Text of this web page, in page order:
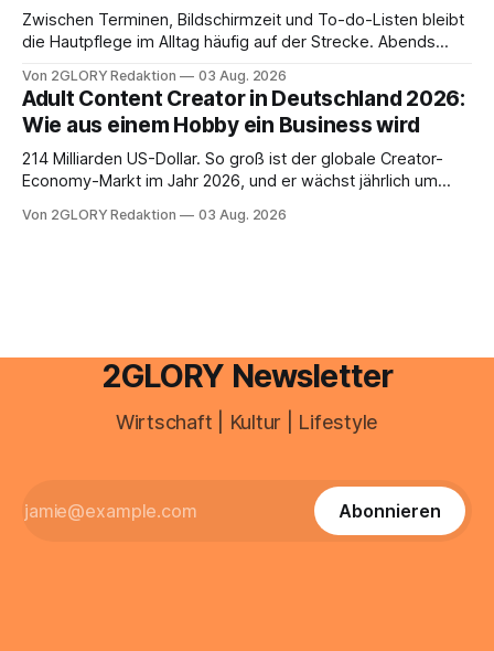
Zwischen Terminen, Bildschirmzeit und To-do-Listen bleibt
die Hautpflege im Alltag häufig auf der Strecke. Abends
Drogerie – mehr ist zeitlich oft nicht drin. Dabei reagiert die
Haut empfindlich auf Stress, Schlafmangel und
Umwelteinflüsse: Sie wirkt müde, spannt oder neigt zu
Unreinheiten. Professionelle
Von 2GLORY Redaktion 03 Aug. 2026
Adult Content Creator in Deutschland 2026:
Wie aus einem Hobby ein Business wird
214 Milliarden US-Dollar. So groß ist der globale Creator-
Economy-Markt im Jahr 2026, und er wächst jährlich um
ist längst ein ernstzunehmender Wirtschaftszweig. Weltweit
Von 2GLORY Redaktion 03 Aug. 2026
2GLORY Newsletter
Wirtschaft | Kultur | Lifestyle
Abonnieren